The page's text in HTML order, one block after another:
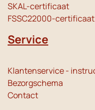
SKAL-certificaat
FSSC22000-
Service
Klantenservice -
Bezorgschema
Contact